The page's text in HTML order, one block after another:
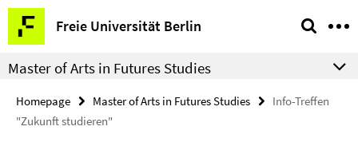
Springe
direkt
zu
Inhalt
Freie Universität Berlin
Service
Navigation
Master of Arts in Futures Studies
Homepage Master of Arts in Futures Studies
Info-Treffen
"Zukunft studieren"